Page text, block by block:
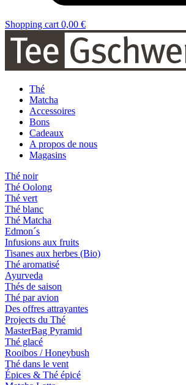
Shopping cart 0,00 €
Thé
Matcha
Accessoires
Bons
Cadeaux
A propos de nous
Magasins
Thé noir
Thé Oolong
Thé vert
Thé blanc
Thé Matcha
Edmon´s
Infusions aux fruits
Tisanes aux herbes (Bio)
Thé aromatisé
Ayurveda
Thés de saison
Thé par avion
Des offres attrayantes
Projects du Thé
MasterBag Pyramid
Thé glacé
Rooibos / Honeybush
Thé dans le vent
Épices & Thé épicé